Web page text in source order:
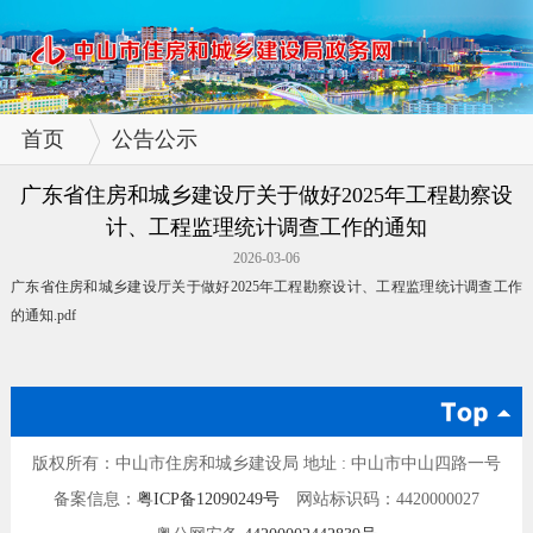
首页 公告公示
广东省住房和城乡建设厅关于做好2025年工程勘察设
计、工程监理统计调查工作的通知
2026-03-06
广东省住房和城乡建设厅关于做好2025年工程勘察设计、工程监理统计调查工作
的通知.pdf
版权所有：中山市住房和城乡建设局 地址 : 中山市中山四路一号
备案信息： 粤ICP备12090249号网站标识码：4420000027